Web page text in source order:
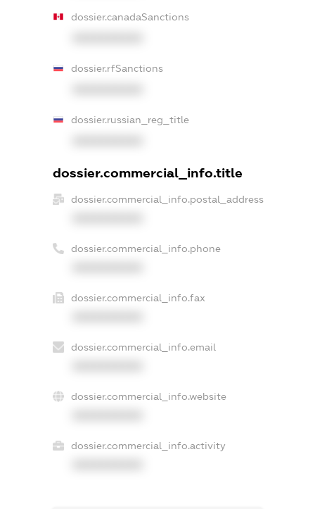
dossier.canadaSanctions
dossier.rfSanctions
dossier.russian_reg_title
dossier.commercial_info.title
dossier.commercial_info.postal_address
dossier.commercial_info.phone
dossier.commercial_info.fax
dossier.commercial_info.email
dossier.commercial_info.website
dossier.commercial_info.activity